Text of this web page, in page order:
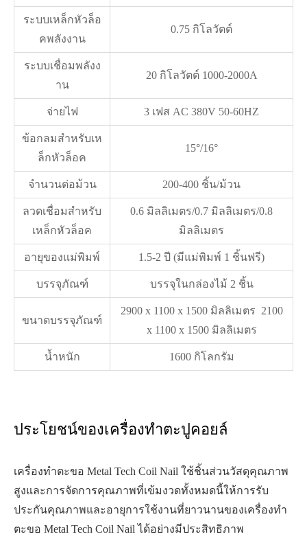
ระบบเหล็กหัวล็อ
คพลังงาน
0.75 กิโลวัตต์
ระบบเชื่อมพลังง
าน
20 กิโลวัตต์ 1000-2000A
จ่ายไฟ 3 เฟส AC 380V 50-60HZ
ข้อกลมสำหรับเห
ล็กหัวล็อค
15°/16°
จำนวนต่อม้วน 200-400 ชิ้น/ม้วน
ลวดเชื่อมสำหรับ
เหล็กหัวล็อค
0.6 มิลลิเมตร/0.7 มิลลิเมตร/0.8
มิลลิเมตร
อายุของแม่พิมพ์ 1.5-2 ปี (มีแม่พิมพ์ 1 ชิ้นฟรี)
บรรจุภัณฑ์ บรรจุในกล่องไม้ 2 ชิ้น
ขนาดบรรจุภัณฑ์
2900 x 1100 x 1500 มิลลิเมตร 2100
x 1100 x 1500 มิลลิเมตร
น้ำหนัก 1600 กิโลกรัม
ประโยชน์ของเครื่องทำตะปูคอยล์
เครื่องทำตะขอ Metal Tech Coil Nail ใช้ชิ้นส่วนวัสดุคุณภาพ
สูงและการจัดการคุณภาพที่เข้มงวดทั้งหมดนี้ให้การรับ
ประกันคุณภาพและอายุการใช้งานที่ยาวนานของเครื่องทำ
ตะขอ Metal Tech Coil Nail ได้อย่างมีประสิทธิภาพ